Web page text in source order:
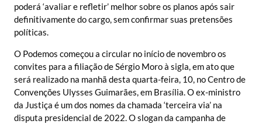
poderá ‘avaliar e refletir’ melhor sobre os planos após sair
definitivamente do cargo, sem confirmar suas pretensões
políticas.
O Podemos começou a circular no início de novembro os
convites para a filiação de Sérgio Moro à sigla, em ato que
será realizado na manhã desta quarta-feira, 10, no Centro de
Convenções Ulysses Guimarães, em Brasília. O ex-ministro
da Justiça é um dos nomes da chamada ‘terceira via’ na
disputa presidencial de 2022. O slogan da campanha de